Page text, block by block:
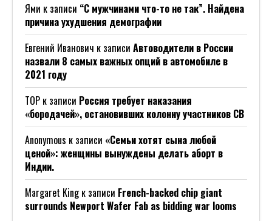
Ями к записи “С мужчинами что-то не так”. Найдена
причина ухудшения демографии
Евгений Иванович к записи Автоводители в России
назвали 8 самых важных опций в автомобиле в
2021 году
ТОР к записи Россия требует наказания
«бородачей», остановивших колонну участников СВ
Anonymous к записи «Семьи хотят сына любой
ценой»: женщины вынуждены делать аборт в
Индии.
Margaret Kingк записи French-backed chip giant
surrounds Newport Wafer Fab as bidding war looms